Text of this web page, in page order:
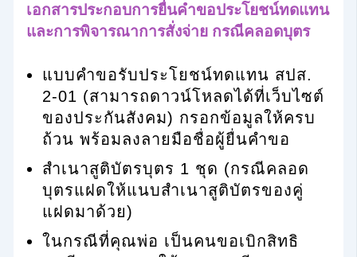
เอกสารประกอบการยื่นคำขอประโยชน์ทดแทน
และการพิจารณาการสั่งจ่าย กรณีคลอดบุตร
แบบคำขอรับประโยชน์ทดแทน สปส.
2-01 (สามารถดาวน์โหลดได้ที่เว็บไซต์
ของประกันสังคม) กรอกข้อมูลให้ครบ
ถ้วน พร้อมลงลายมือชื่อผู้ยื่นคำขอ
สำเนาสูติบัตรบุตร 1 ชุด (กรณีคลอด
บุตรแฝดให้แนบสำเนาสูติบัตรของคู่
แฝดมาด้วย)
ในกรณีที่คุณพ่อ เป็นคนขอเบิกสิทธิ